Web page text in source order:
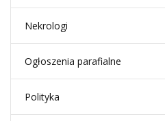
Nekrologi
Ogłoszenia parafialne
Polityka